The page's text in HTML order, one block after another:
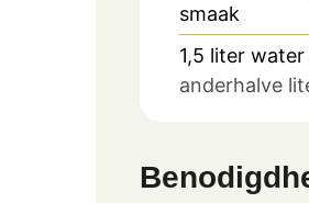
smaak
1,5 liter water
anderhalve